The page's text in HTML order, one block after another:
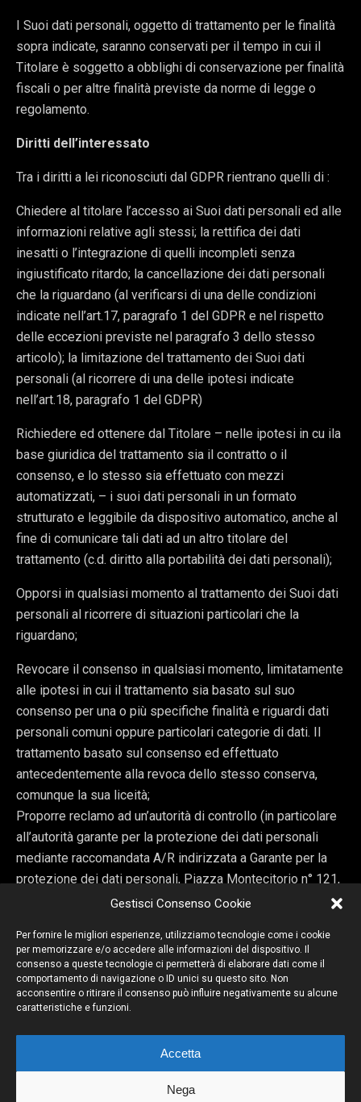
Gestisci Consenso Cookie
Per fornire le migliori esperienze, utilizziamo tecnologie come i cookie
per memorizzare e/o accedere alle informazioni del dispositivo. Il
consenso a queste tecnologie ci permetterà di elaborare dati come il
comportamento di navigazione o ID unici su questo sito. Non
acconsentire o ritirare il consenso può influire negativamente su alcune
caratteristiche e funzioni.
Accetta
Nega
I Suoi dati personali, oggetto di trattamento per le finalità
sopra indicate, saranno conservati per il tempo in cui il
Titolare è soggetto a obblighi di conservazione per finalità
fiscali o per altre finalità previste da norme di legge o
regolamento.
Diritti dell’interessato
Tra i diritti a lei riconosciuti dal GDPR rientrano quelli di :
Chiedere al titolare l’accesso ai Suoi dati personali ed alle
informazioni relative agli stessi; la rettifica dei dati
inesatti o l’integrazione di quelli incompleti senza
ingiustificato ritardo; la cancellazione dei dati personali
che la riguardano (al verificarsi di una delle condizioni
indicate nell’art.17, paragrafo 1 del GDPR e nel rispetto
delle eccezioni previste nel paragrafo 3 dello stesso
articolo); la limitazione del trattamento dei Suoi dati
personali (al ricorrere di una delle ipotesi indicate
nell’art.18, paragrafo 1 del GDPR)
Richiedere ed ottenere dal Titolare – nelle ipotesi in cu ila
base giuridica del trattamento sia il contratto o il
consenso, e lo stesso sia effettuato con mezzi
automatizzati, – i suoi dati personali in un formato
strutturato e leggibile da dispositivo automatico, anche al
fine di comunicare tali dati ad un altro titolare del
trattamento (c.d. diritto alla portabilità dei dati personali);
Opporsi in qualsiasi momento al trattamento dei Suoi dati
personali al ricorrere di situazioni particolari che la
riguardano;
Revocare il consenso in qualsiasi momento, limitatamente
alle ipotesi in cui il trattamento sia basato sul suo
consenso per una o più specifiche finalità e riguardi dati
personali comuni oppure particolari categorie di dati. Il
trattamento basato sul consenso ed effettuato
antecedentemente alla revoca dello stesso conserva,
comunque la sua liceità;
Proporre reclamo ad un’autorità di controllo (in particolare
all’autorità garante per la protezione dei dati personali
mediante raccomandata A/R indirizzata a Garante per la
protezione dei dati personali, Piazza Montecitorio n° 121,
00186 Roma, ovvero mediante messaggio di posta
garanteprivacy.it)
Torna su
Dispositivo Portatile